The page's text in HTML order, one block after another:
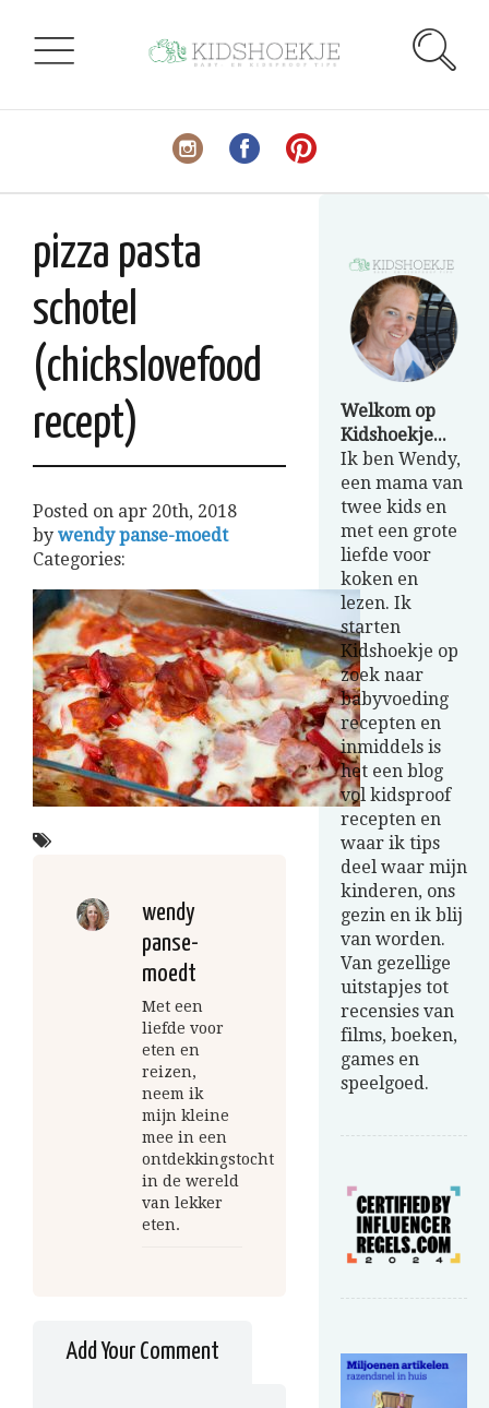
pizza pasta
schotel
(chickslovefood
recept)
Posted on apr 20th, 2018
by wendy panse-moedt
Categories:
wendy
panse-
moedt
Met een
liefde voor
eten en
reizen,
neem ik
mijn kleine
mee in een
ontdekkingstocht
in de wereld
van lekker
eten.
Add Your Comment
Welkom op
Kidshoekje...
Ik ben Wendy,
een mama van
twee kids en
met een grote
liefde voor
koken en
lezen. Ik
starten
Kidshoekje op
zoek naar
babyvoeding
recepten en
inmiddels is
het een blog
vol kidsproof
recepten en
waar ik tips
deel waar mijn
kinderen, ons
gezin en ik blij
van worden.
Van gezellige
uitstapjes tot
recensies van
films, boeken,
games en
speelgoed.